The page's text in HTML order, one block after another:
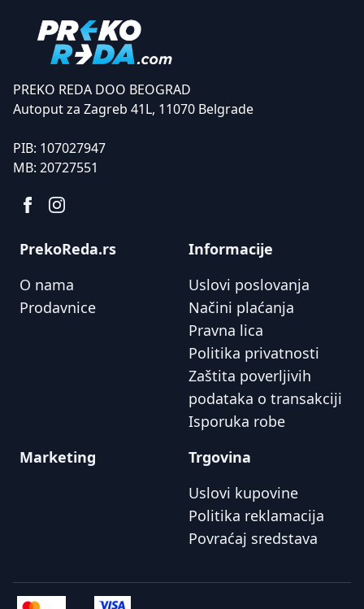
PREKO REDA DOO BEOGRAD
Autoput za Zagreb 41L, 11070 Belgrade
PIB: 107027947
MB: 20727551
PrekoReda.rs
O nama
Prodavnice
Informacije
Uslovi poslovanja
Načini plaćanja
Pravna lica
Politika privatnosti
Zaštita poverljivih
podataka o transakciji
Isporuka robe
Marketing
Trgovina
Uslovi kupovine
Politika reklamacija
Povraćaj sredstava